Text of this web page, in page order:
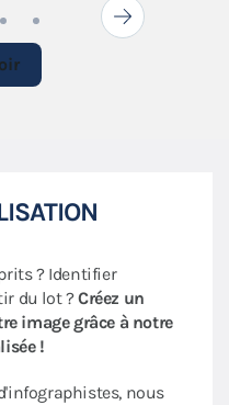
? Identifier
du lot ?Créez un
image grâce à notre
!
nous